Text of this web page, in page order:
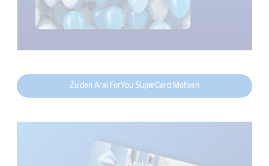
Zu den Aral ForYou SuperCard Motiven